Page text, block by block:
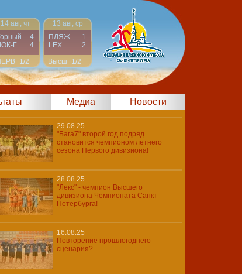
14 авг, чт
4
Г
4
1/2
13 авг, ср
ПЛЯЖ
1
LEX
2
Высш
1/2
Медиа Новости
29.08.25
"Бага7" второй год подряд
становится чемпионом летнего
сезона Первого дивизиона!
28.08.25
"Лекс" - чемпион Высшего
дивизиона Чемпионата Санкт-
Петербурга!
16.08.25
Повторение прошлогоднего
сценария?